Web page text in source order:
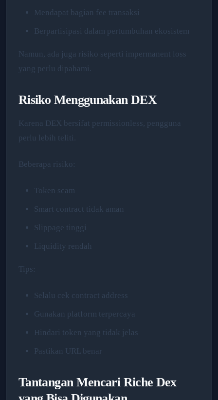
Mendapat bagian fee transaksi
Berpartisipasi dalam pertumbuhan ekosistem
Namun, ada juga risiko seperti impermanent loss
yang perlu dipahami.
Risiko Menggunakan DEX
Karena DEX bersifat permissionless, pengguna
perlu lebih teliti.
Beberapa risiko:
Token scam
Smart contract tidak aman
Slippage tinggi
Liquidity rendah
Tips:
Selalu cek contract address
Gunakan platform terpercaya
Hindari token yang tidak jelas
Pastikan URL benar
Tantangan Mencari Riche Dex